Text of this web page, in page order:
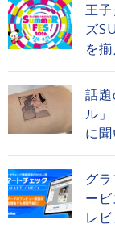
王
ズ
を
話
ル
に聞
グ
ー
レ